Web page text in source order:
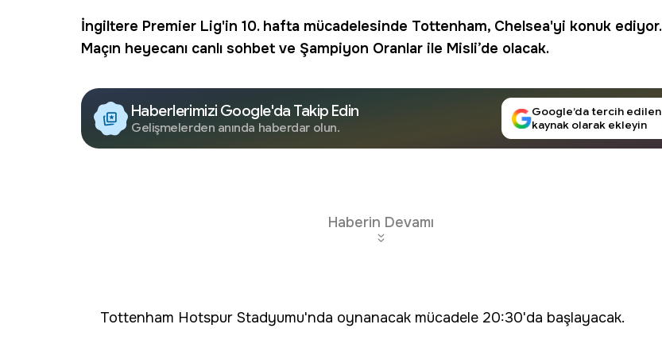
İngiltere Premier Lig'in 10. hafta mücadelesinde Tottenham, Chelsea'yi konuk ediyor.
Maçın heyecanı canlı sohbet ve Şampiyon Oranlar ile Misli’de olacak.
Haberlerimizi Google'da Takip Edin
Gelişmelerden anında haberdar olun.
Google’da tercih edilen
kaynak olarak ekleyin
Haberin Devamı
Tottenham Hotspur Stadyumu'nda oynanacak mücadele 20:30'da başlayacak.